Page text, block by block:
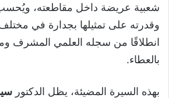
شعبية عريضة داخل مقاطعته،
وقدرته على تمثيلها بجدارة في
انطلاقًا من سجله العلمي المشرف
بالعطاء.
بهذه السيرة المضيئة، يظل الدكتور